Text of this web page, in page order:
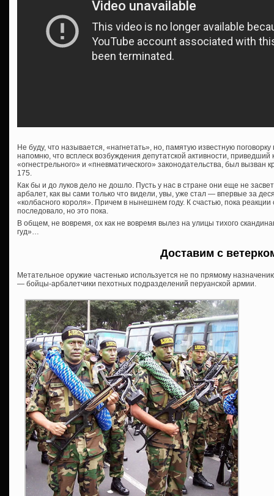
Не буду, что называется, «нагнетать», но, памятую известную
напомню, что всплеск возбуждения депутатской активности, приведший
«огнестрельного» и «пневматического» законодательства, был
175.
Как бы и до луков дело не дошло. Пусть у нас в стране они еще не
арбалет, как вы сами только что видели, увы, уже стал — впервые за
«колбасного короля». Причем в нынешнем году. К счастью, пока
последовало, но это пока.
В общем, не вовремя, ох как не вовремя вылез на улицы тихого
гуд»…
Доставим с
Метательное оружие частенько используется не по прямому
— бойцы-арбалетчики пехотных подразделений перуанской армии.